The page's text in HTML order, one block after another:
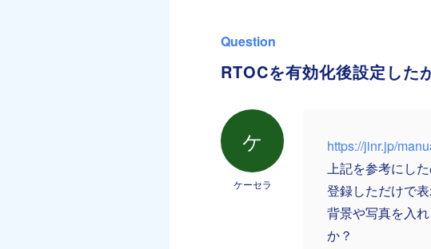
Question
RTOCを有効化後設定した
ケ
ケーセラ
https://jinr.jp/
上記を参考にし
登録しただけで
背景や写真を入
か？